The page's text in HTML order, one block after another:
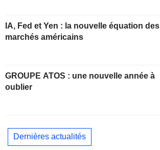
IA, Fed et Yen : la nouvelle équation des
marchés américains
GROUPE ATOS : une nouvelle année à
oublier
Dernières actualités